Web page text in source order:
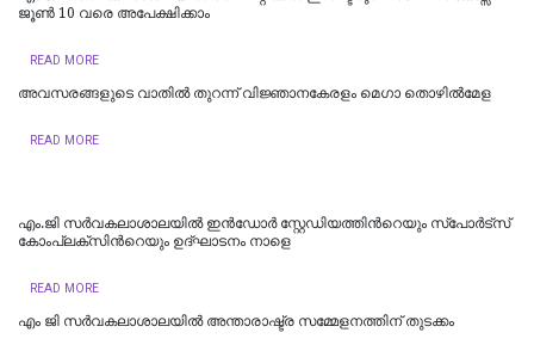
ജൂണ്‍ 10 വരെ അപേക്ഷിക്കാം
READ MORE
അവസരങ്ങളുടെ വാതില്‍ തുറന്ന് വിജ്ഞാനകേരളം മെഗാ തൊഴില്‍മേള
READ MORE
എം.ജി സർവകലാശാലയിൽ ഇൻഡോർ സ്റ്റേഡിയത്തിന്‍റെയും സ്‌പോർട്‌സ്
കോംപ്ലക്‌സിന്‍റെയും ഉദ്ഘാടനം നാളെ
READ MORE
എം ജി സർവകലാശാലയിൽ അന്താരാഷ്ട്ര സമ്മേളനത്തിന് തുടക്കം